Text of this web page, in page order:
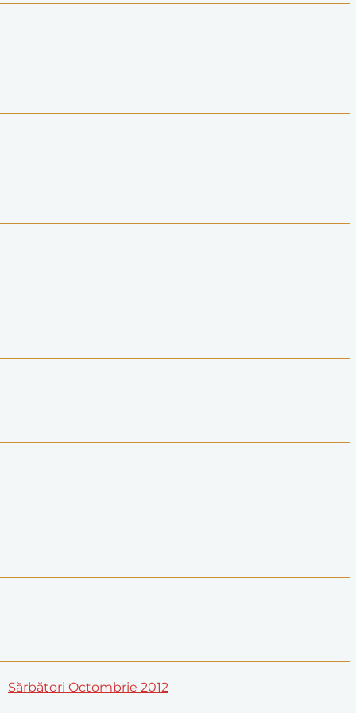
Sărbători Octombrie 2012